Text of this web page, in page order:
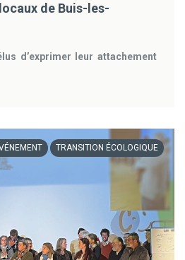
de Buis-les-
d’exprimer leur attachement
TRANSITION ÉCOLOGIQUE